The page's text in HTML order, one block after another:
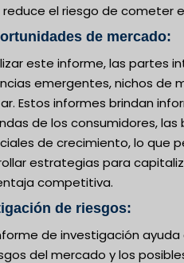
reduce el riesgo de cometer
de mercado:
este informe, las partes
emergentes, nichos de
Estos informes brindan
de los consumidores,
de crecimiento, lo que
estrategias para
competitiva.
de riesgos:
de investigación
del mercado y los